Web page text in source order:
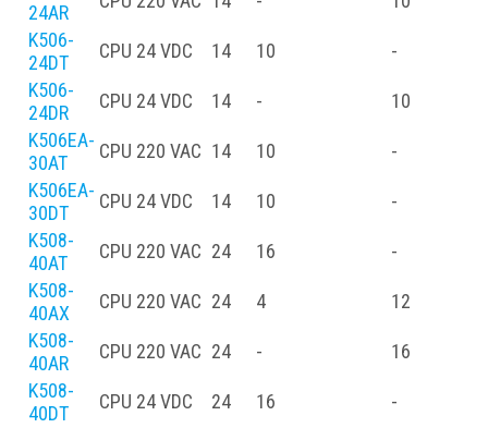
24AR
K506-
24DT
CPU 24 VDC 14 10 -
K506-
24DR
CPU 24 VDC 14 - 10
K506EA-
30AT
CPU 220 VAC 14 10 -
K506EA-
30DT
CPU 24 VDC 14 10 -
K508-
40AT
CPU 220 VAC 24 16 -
K508-
40AX
CPU 220 VAC 24 4 12
K508-
40AR
CPU 220 VAC 24 - 16
K508-
40DT
CPU 24 VDC 24 16 -